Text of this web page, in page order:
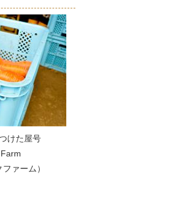
けた屋号
ァーム）